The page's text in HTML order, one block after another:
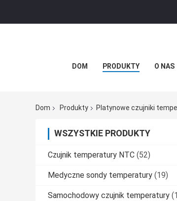
DOM PRODUKTY O NAS
Dom Produkty Platynowe czujniki
WSZYSTKIE PRODUKTY
Czujnik temperatury NTC (52)
Medyczne sondy temperatury (19)
Samochodowy czujnik temperatury